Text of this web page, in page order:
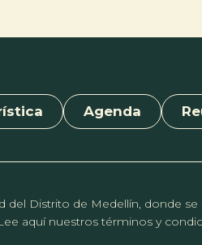
Agenda
del Distrito de Medellín, donde
aquí nuestros términos y